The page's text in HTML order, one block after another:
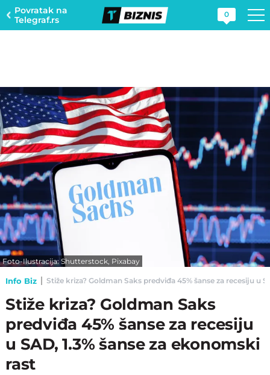
Povratak na
Telegraf.rs
0
Foto-Ilustracija: Shutterstock, Pixabay
Info Biz Stiže kriza? Goldman Saks predviđa 45% šanse za recesiju u
Stiže kriza? Goldman Saks
predviđa 45% šanse za recesiju
u SAD, 1.3% šanse za ekonomski
rast